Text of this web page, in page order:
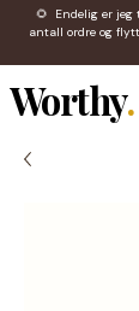
🌻 Endelig er jeg
antall ordre og
Worthy.